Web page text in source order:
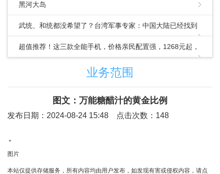
的
黑河大岛
武统、和统都没希望了？台湾军事专家：中国大陆已经找到
第三条路
超值推荐！这三款全能手机，价格亲民配置强，1268元起，
业务范围
图文：万能糖醋汁的黄金比例
发布日期：2024-08-24 15:48 点击次数：148
*
图片
本站仅提供存储服务，所有内容均由用户发布，如发现有害或侵权内容，请点